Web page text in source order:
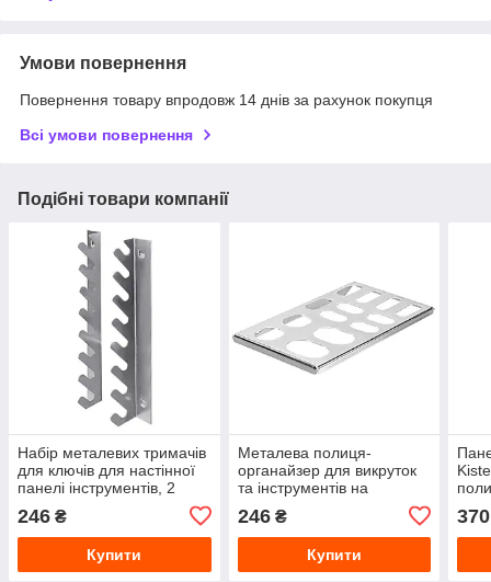
Умови повернення
Повернення товару впродовж 14 днів за рахунок покупця
Всі умови повернення
Подібні товари компанії
Набір металевих тримачів
для ключів для настінної
панелі інструментів, 2
AKCPLTWPZ9WK2PG001
246 ₴
Купити
Металева полиця-
органайзер для викруток
та інструментів на
перфоровану,
AKCPLTWPZ8OS1PG001
246₴
Купити
370